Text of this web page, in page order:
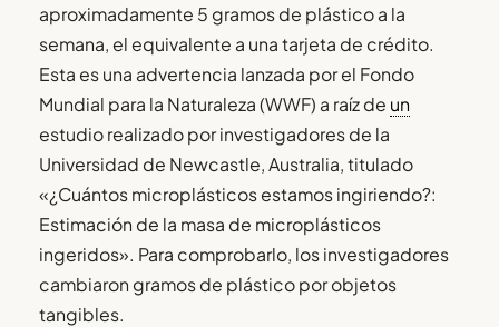
aproximadamente 5 gramos de plástico a la
semana, el equivalente a una tarjeta de crédito.
Esta es una advertencia lanzada por el Fondo
Mundial para la Naturaleza (WWF) a raíz de un
estudio realizado por investigadores de la
Universidad de Newcastle, Australia, titulado
«¿Cuántos microplásticos estamos ingiriendo?:
Estimación de la masa de microplásticos
ingeridos». Para comprobarlo, los investigadores
cambiaron gramos de plástico por objetos
tangibles.